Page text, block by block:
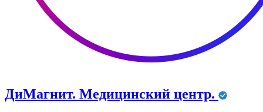
ДиМагнит. Медицинский центр.